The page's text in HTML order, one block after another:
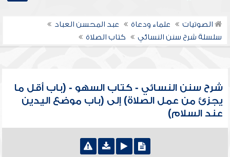
الصوتيات علماء ودعاة
عبد المحسن العباد
سلسلة شرح سنن النسائي
كتاب الصلاة
شرح سنن النسائي - كتاب السهو - (باب أقل ما
يجزئ من عمل الصلاة) إلى (باب موضع اليدين
عند السلام)